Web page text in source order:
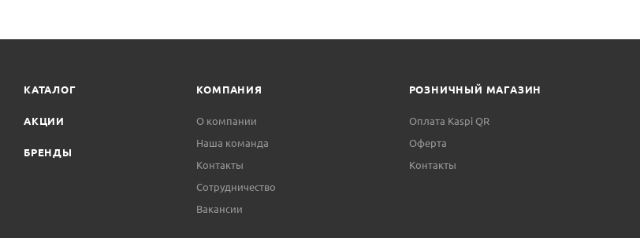
КАТАЛОГ
АКЦИИ
БРЕНДЫ
КОМПАНИЯ
О компании
Наша команда
Контакты
Сотрудничество
Вакансии
РОЗНИЧНЫЙ МАГАЗИН
Оплата Kaspi QR
Оферта
Контакты